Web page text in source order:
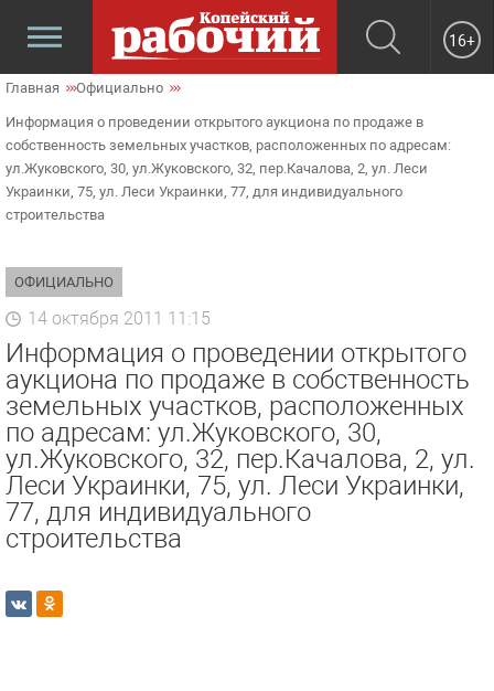
16+
Главная Официально
Информация о проведении открытого аукциона по продаже в
собственность земельных участков, расположенных по адресам:
ул.Жуковского, 30, ул.Жуковского, 32, пер.Качалова, 2, ул. Леси
Украинки, 75, ул. Леси Украинки, 77, для индивидуального
строительства
ОФИЦИАЛЬНО
14 октября 2011 11:15
Информация о проведении открытого
аукциона по продаже в собственность
земельных участков, расположенных
по адресам: ул.Жуковского, 30,
ул.Жуковского, 32, пер.Качалова, 2, ул.
Леси Украинки, 75, ул. Леси Украинки,
77, для индивидуального
строительства